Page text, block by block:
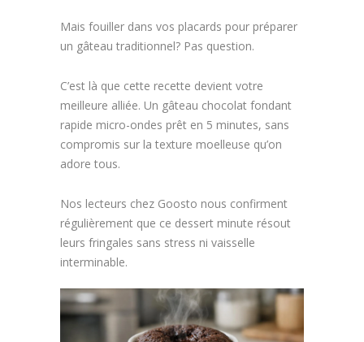
Mais fouiller dans vos placards pour préparer
un gâteau traditionnel? Pas question.
C’est là que cette recette devient votre
meilleure alliée. Un gâteau chocolat fondant
rapide micro-ondes prêt en 5 minutes, sans
compromis sur la texture moelleuse qu’on
adore tous.
Nos lecteurs chez Goosto nous confirment
régulièrement que ce dessert minute résout
leurs fringales sans stress ni vaisselle
interminable.